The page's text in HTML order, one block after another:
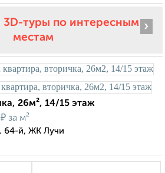
3D-туры по интересным
местам
›
26м², 14/15 этаж
₽ за м²
64-й, ЖК Лучи